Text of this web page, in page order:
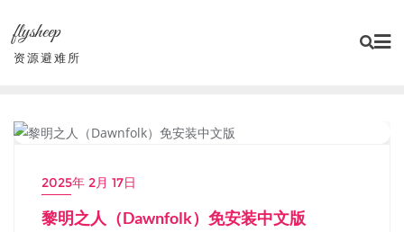
content
flysheep
资源避难所
2025年 2月 17日
黎明之人（Dawnfolk）免安装中文版